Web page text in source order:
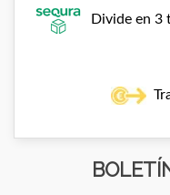
Divide en 3